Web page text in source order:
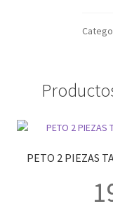
PETO 2 PIEZAS